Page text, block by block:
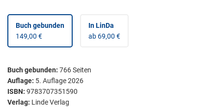
Buch gebunden
149,00 €
In LinDa
ab 69,00 €
Buch gebunden: 766Seiten
Auflage: 5. Auflage 2026
ISBN: 9783707351590
Verlag: Linde Verlag